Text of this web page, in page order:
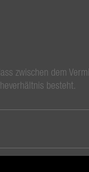
zwischen dem
besteht.